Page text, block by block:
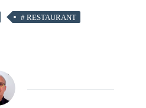
# RESTAURANT